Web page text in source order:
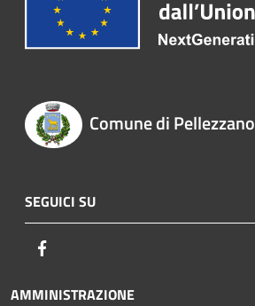
Comune di Pellezzano
SEGUICI SU
AMMINISTRAZIONE